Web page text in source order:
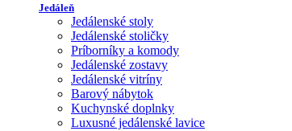
Jedáleň
Jedálenské stoly
Jedálenské stoličky
Príborníky a komody
Jedálenské zostavy
Jedálenské vitríny
Barový nábytok
Kuchynské doplnky
Luxusné jedálenské lavice